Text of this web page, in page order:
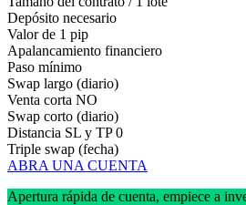
Depósito necesario
Valor de 1 pip
Apalancamiento financiero
Paso mínimo
Swap largo (diario)
Venta corta NO
Swap corto (diario)
Distancia SL y TP 0
Triple swap (fecha)
ABRA UNA CUENTA
Apertura rápida de cuenta, empiece a